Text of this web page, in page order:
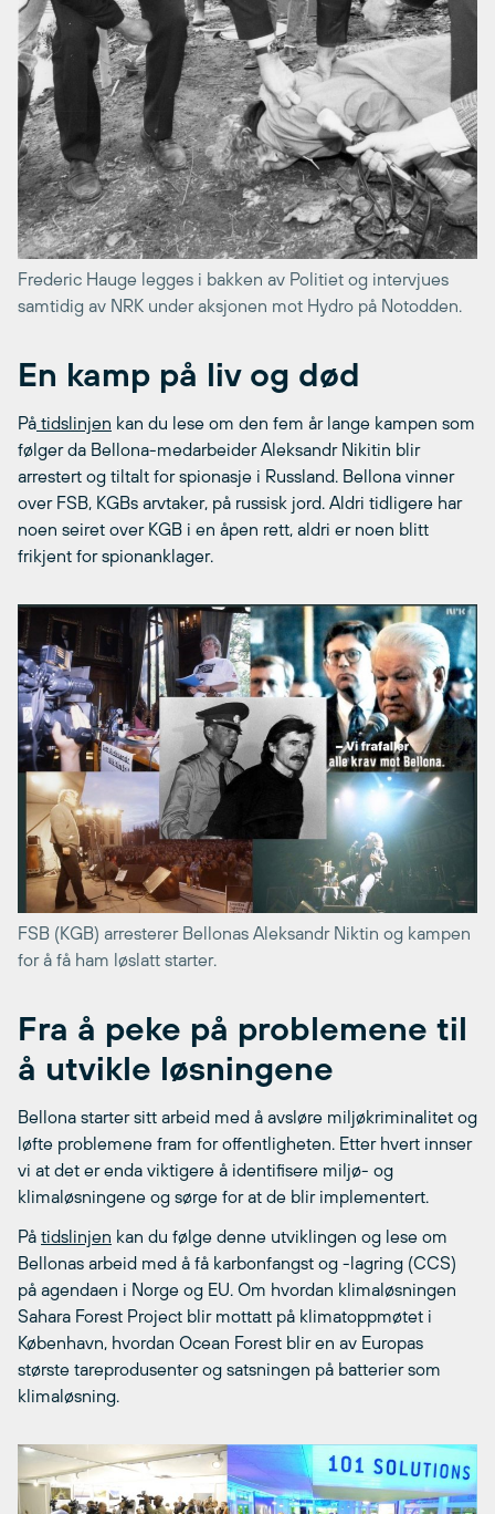
Frederic Hauge legges i bakken av Politiet og intervjues
samtidig av NRK under aksjonen mot Hydro på Notodden.
En kamp på liv og død
På tidslinjen kan du lese om den fem år lange kampen som
følger da Bellona-medarbeider Aleksandr Nikitin blir
arrestert og tiltalt for spionasje i Russland. Bellona vinner
over FSB, KGBs arvtaker, på russisk jord. Aldri tidligere har
noen seiret over KGB i en åpen rett, aldri er noen blitt
frikjent for spionanklager.
FSB (KGB) arresterer Bellonas Aleksandr Niktin og kampen
for å få ham løslatt starter.
Fra å peke på problemene til
å utvikle løsningene
Bellona starter sitt arbeid med å avsløre miljøkriminalitet og
løfte problemene fram for offentligheten. Etter hvert innser
vi at det er enda viktigere å identifisere miljø- og
klimaløsningene og sørge for at de blir implementert.
På tidslinjen kan du følge denne utviklingen og lese om
Bellonas arbeid med å få karbonfangst og -lagring (CCS)
på agendaen i Norge og EU. Om hvordan klimaløsningen
Sahara Forest Project blir mottatt på klimatoppmøtet i
København, hvordan Ocean Forest blir en av Europas
største tareprodusenter og satsningen på batterier som
klimaløsning.